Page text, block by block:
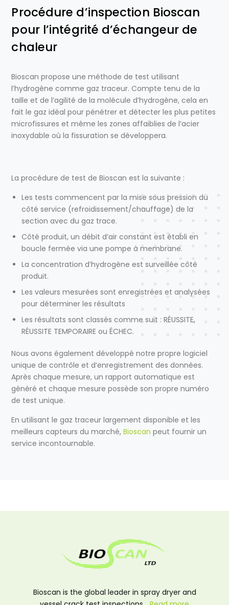
Procédure d’inspection Bioscan
pour l’intégrité d’échangeur de
chaleur
Bioscan propose une méthode de test utilisant
l’hydrogène comme gaz traceur. Compte tenu de la
taille et de l’agilité de la molécule d’hydrogène, cela en
fait le gaz idéal pour pénétrer et détecter les plus petites
microfissures et même les zones affaiblies de l’acier
inoxydable où la fissuration se développera.
La procédure de test de Bioscan est la suivante :
Les tests commencent par la mise sous pression du
côté service (refroidissement/chauffage) de la
section avec du gaz trace.
Côté produit, un débit d’air constant est établi en
boucle fermée via une pompe à membrane.
La concentration d’hydrogène est surveillée côté
produit.
Les valeurs mesurées sont enregistrées et analysées
pour déterminer les résultats
Les résultats sont classés comme suit : RÉUSSITE,
RÉUSSITE TEMPORAIRE ou ÉCHEC.
Nous avons également développé notre propre logiciel
unique de contrôle et d’enregistrement des données.
Après chaque mesure, un rapport automatique est
généré et chaque mesure possède son propre numéro
de test unique.
En utilisant le gaz traceur largement disponible et les
meilleurs capteurs du marché,Bioscan peut fournir un
service incontournable.
Bioscan is the global leader in spray dryer and